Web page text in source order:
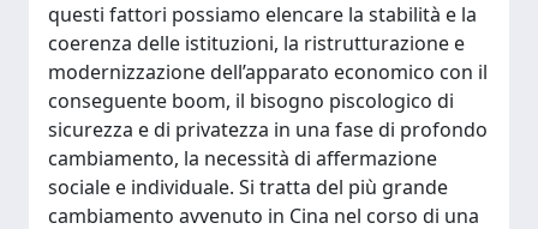
questi fattori possiamo elencare la stabilità e la
coerenza delle istituzioni, la ristrutturazione e
modernizzazione dell’apparato economico con il
conseguente boom, il bisogno piscologico di
sicurezza e di privatezza in una fase di profondo
cambiamento, la necessità di affermazione
sociale e individuale. Si tratta del più grande
cambiamento avvenuto in Cina nel corso di una